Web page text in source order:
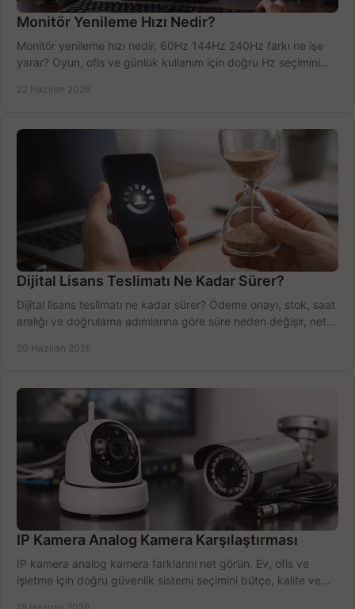
Monitör Yenileme Hızı Nedir?
Monitör yenileme hızı nedir, 60Hz 144Hz 240Hz farkı ne işe
yarar? Oyun, ofis ve günlük kullanım için doğru Hz seçimini
22 Haziran 2026
Dijital Lisans Teslimatı Ne Kadar Sürer?
Dijital lisans teslimatı ne kadar sürer? Ödeme onayı, stok, saat
aralığı ve doğrulama adımlarına göre süre neden değişir, net
20 Haziran 2026
IP Kamera Analog Kamera Karşılaştırması
IP kamera analog kamera farklarını net görün. Ev, ofis ve
işletme için doğru güvenlik sistemi seçimini bütçe, kalite ve